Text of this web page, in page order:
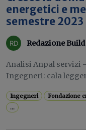
energetici e
semestre 2023
Redazione
Analisi Anpal servizi
Ingegneri: cala
Ingegneri Fondazione
...